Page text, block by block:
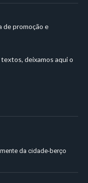
de promoção e
deixamos aqui o
da cidade-berço